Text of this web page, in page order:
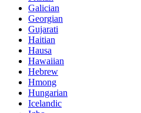
Galician
Georgian
Gujarati
Haitian
Hausa
Hawaiian
Hebrew
Hmong
Hungarian
Icelandic